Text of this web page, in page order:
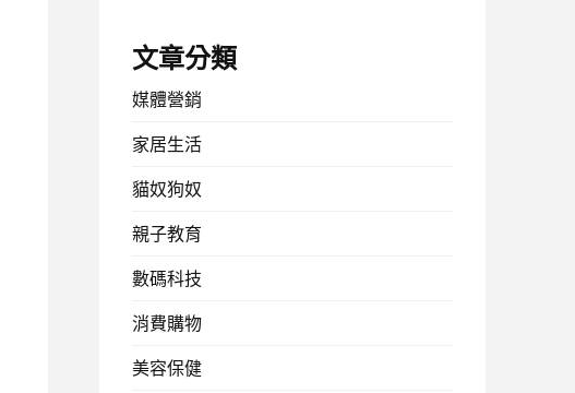
文章分類
媒體營銷
家居生活
貓奴狗奴
親子教育
數碼科技
消費購物
美容保健